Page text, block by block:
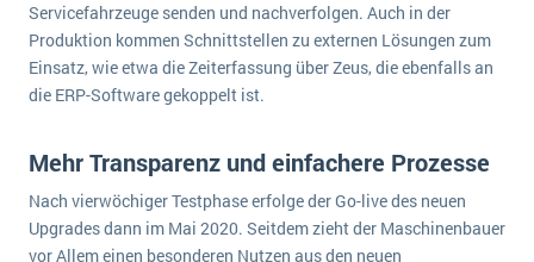
SAP übernimmt Reltio für eine bessere
Datenintegration
SAP investiert mit zwei strategischen Übernahmen in Enterprise-KI
ERP-Trends in der Produktion
Servicefahrzeuge senden und nachverfolgen. Auch in der
Produktion kommen Schnittstellen zu externen Lösungen zum
Einsatz, wie etwa die Zeiterfassung über Zeus, die ebenfalls an
die ERP-Software gekoppelt ist.
Mehr Transparenz und einfachere Prozesse
Nach vierwöchiger Testphase erfolge der Go-live des neuen
Upgrades dann im Mai 2020. Seitdem zieht der Maschinenbauer
vor Allem einen besonderen Nutzen aus den neuen